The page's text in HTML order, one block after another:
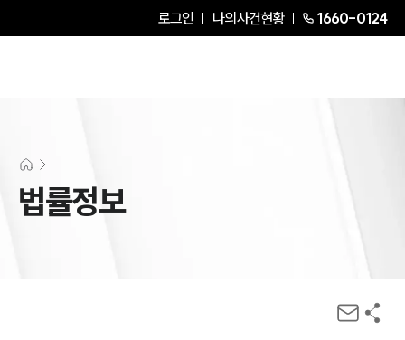
로그인 나의사건현황 1660-0124
법률정보